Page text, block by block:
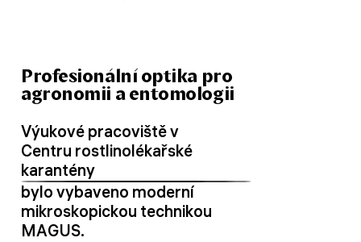
Profesionální optika pro
agronomii a entomologii
Výukové pracoviště v
Centru rostlinolékařské
karantény
bylo vybaveno moderní
mikroskopickou technikou
MAGUS.